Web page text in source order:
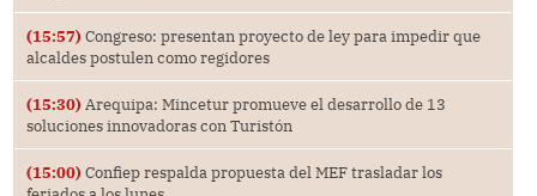
(15:57) Congreso: presentan proyecto de ley para impedir que
alcaldes postulen como regidores
(15:30) Arequipa: Mincetur promueve el desarrollo de 13
soluciones innovadoras con Turistón
(15:00) Confiep respalda propuesta del MEF trasladar los